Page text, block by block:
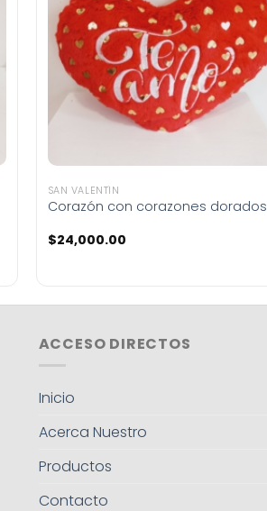
SAN VALENTÍN
Corazón con corazones dorados
$24,000.00
ACCESO DIRECTOS
Inicio
Acerca Nuestro
Productos
Contacto